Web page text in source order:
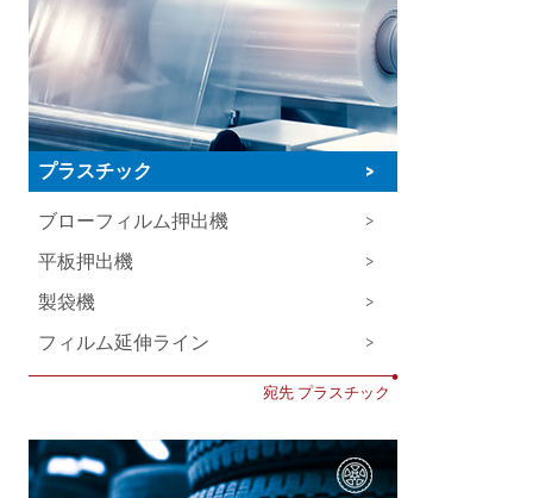
プラスチック >
ブローフィルム押出機
>
平板押出機
>
製袋機
>
フィルム延伸ライン
>
•
宛先 プラスチック